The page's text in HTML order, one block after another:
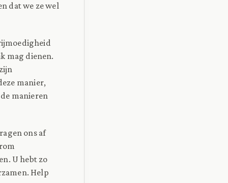
dat we ze wel
mag dienen.
manier,
manieren
ons af
U hebt zo
Help